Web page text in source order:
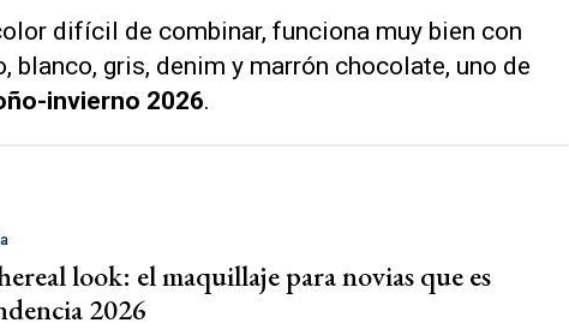
difícil de combinar, funciona muy bien con
blanco, gris, denim y marrón chocolate, uno de
invierno 2026.
look: el maquillaje para novias que es
2026